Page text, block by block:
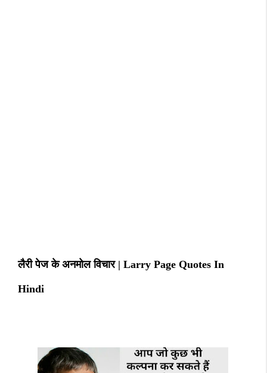
लैरी पेज के अनमोल विचार | Larry Page Quotes In
Hindi